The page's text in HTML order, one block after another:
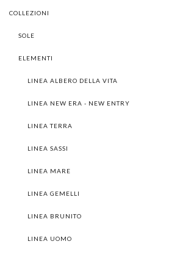
COLLEZIONI
SOLE
ELEMENTI
LINEA ALBERO DELLA VITA
LINEA NEW ERA - NEW ENTRY
LINEA TERRA
LINEA SASSI
LINEA MARE
LINEA GEMELLI
LINEA BRUNITO
LINEA UOMO